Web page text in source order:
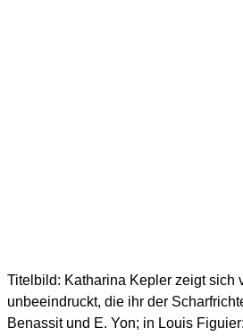
Titelbild: Katharina Kepler zeigt sich
unbeeindruckt, die ihr der
Benassit und E. Yon; in Louis